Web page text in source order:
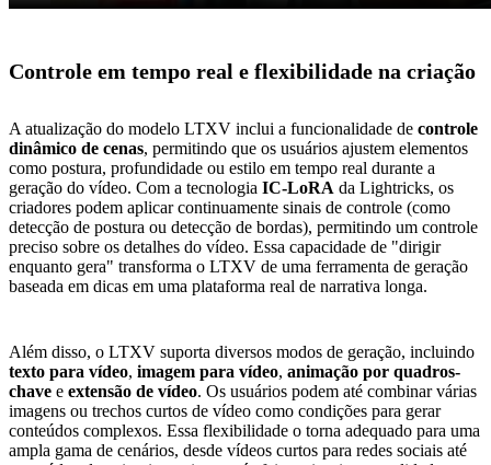
Controle em tempo real e flexibilidade na criação
A atualização do modelo LTXV inclui a funcionalidade de controle
dinâmico de cenas, permitindo que os usuários ajustem elementos
como postura, profundidade ou estilo em tempo real durante a
geração do vídeo. Com a tecnologia IC-LoRA da Lightricks, os
criadores podem aplicar continuamente sinais de controle (como
detecção de postura ou detecção de bordas), permitindo um controle
preciso sobre os detalhes do vídeo. Essa capacidade de "dirigir
enquanto gera" transforma o LTXV de uma ferramenta de geração
baseada em dicas em uma plataforma real de narrativa longa.
Além disso, o LTXV suporta diversos modos de geração, incluindo
texto para vídeo, imagem para vídeo, animação por quadros-
chave e extensão de vídeo. Os usuários podem até combinar várias
imagens ou trechos curtos de vídeo como condições para gerar
conteúdos complexos. Essa flexibilidade o torna adequado para uma
ampla gama de cenários, desde vídeos curtos para redes sociais até